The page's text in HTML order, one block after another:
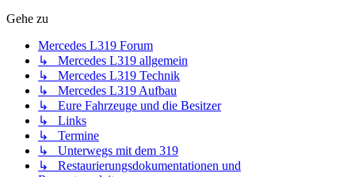
Gehe zu
Mercedes L319 Forum
↳ Mercedes L319 allgemein
↳ Mercedes L319 Technik
↳ Mercedes L319 Aufbau
↳ Eure Fahrzeuge und die Besitzer
↳ Links
↳ Termine
↳ Unterwegs mit dem 319
↳ Restaurierungsdokumentationen und